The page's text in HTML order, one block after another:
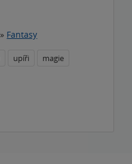
» Fantasy
upíři
magie